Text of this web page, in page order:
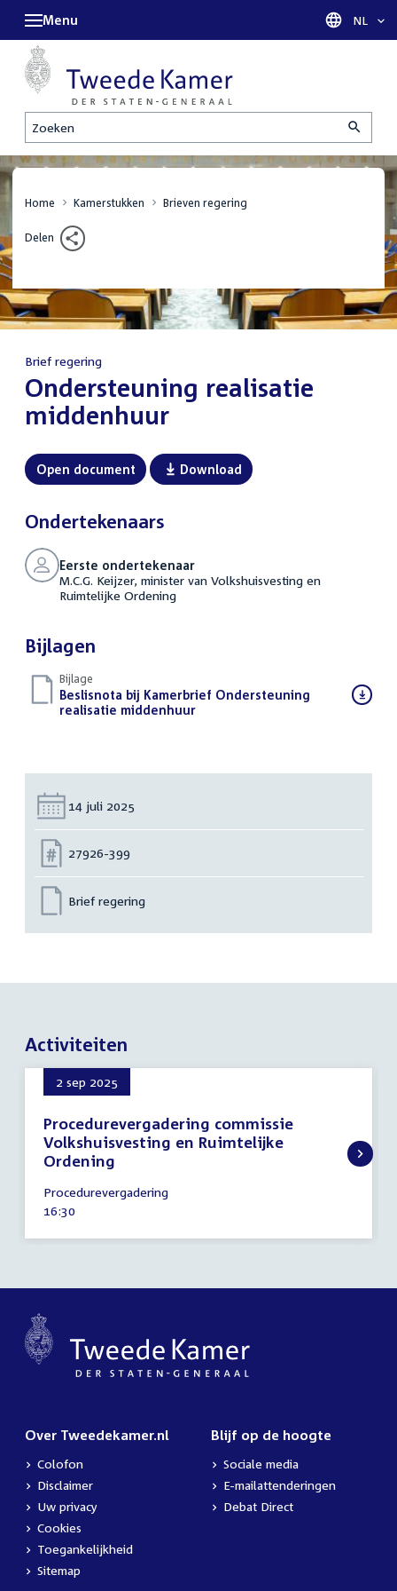
Zoeken
Menu Taal
NL
Home Kamerstukken Brieven regering
Delen
Brief regering
:Ondersteuning realisatie
middenhuur
Open document Download
Ondertekenaars
Eerste ondertekenaar
M.C.G. Keijzer, minister van Volkshuisvesting en
Ruimtelijke Ordening
Bijlagen
Bijlage
Download
bestand:
Beslisnota bij Kamerbrief Ondersteuning
realisatie middenhuur(PDF)
Datum:
14 juli 2025
Nummer:
27926-399
Brief regering
Activiteiten
2 sep 2025
Procedurevergadering commissie
Volkshuisvesting en Ruimtelijke
Ordening
september
2025
Procedurevergadering
Tijd
16:30
Over Tweedekamer.nl
Colofon
Disclaimer
Uw privacy
Cookies
Toegankelijkheid
Sitemap
Blijf op de hoogte
Sociale media
E-mailattenderingen
Debat Direct